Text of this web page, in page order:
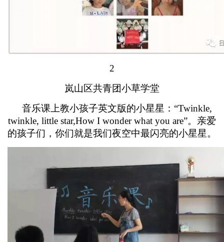
2
岚山区共青团小草学堂
音乐课上教小孩子英文版的小星星：“Twinkle,
twinkle, little star,How I wonder what you are”。亲爱
的孩子们，你们就是我们夜空中最闪亮的小星星。